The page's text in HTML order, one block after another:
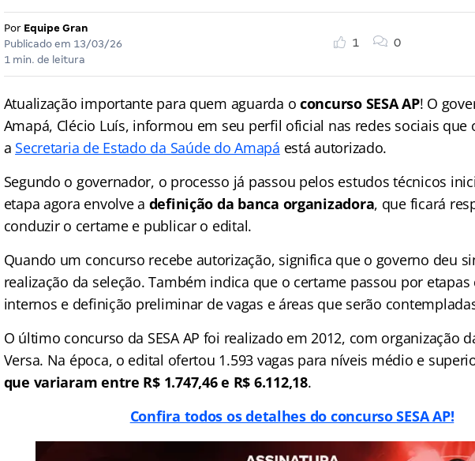
Por Equipe Gran
Publicado em 13/03/26
1 min. de leitura
1 0
Atualização importante para quem aguarda o concurso SESA AP! O
Amapá, Clécio Luís, informou em seu perfil oficial nas redes sociais que
a Secretaria de Estado da Saúde do Amapá está autorizado.
Segundo o governador, o processo já passou pelos estudos técnicos
etapa agora envolve a definição da banca organizadora, que ficará
conduzir o certame e publicar o edital.
Quando um concurso recebe autorização, significa que o governo deu
realização da seleção. Também indica que o certame passou por
internos e definição preliminar de vagas e áreas que serão
O último concurso da SESA AP foi realizado em 2012, com organização
Versa. Na época, o edital ofertou 1.593 vagas para níveis médio e
que variaram entre R$ 1.747,46 e R$ 6.112,18.
Confira todos os detalhes do concurso SESA AP!